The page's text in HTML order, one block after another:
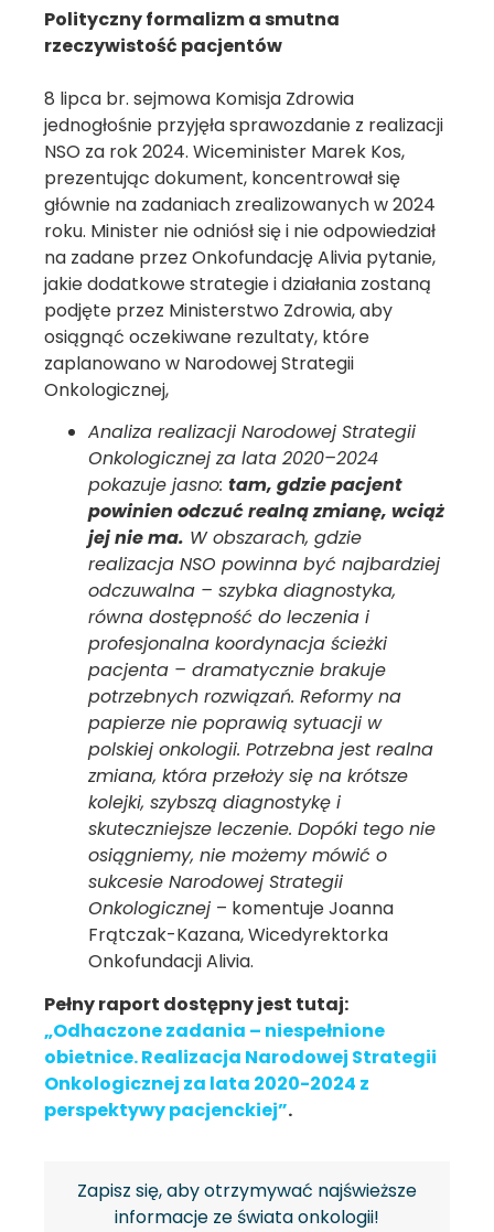
Polityczny formalizm a smutna
rzeczywistość pacjentów
8 lipca br. sejmowa Komisja Zdrowia
jednogłośnie przyjęła sprawozdanie z realizacji
NSO za rok 2024. Wiceminister Marek Kos,
prezentując dokument, koncentrował się
głównie na zadaniach zrealizowanych w 2024
roku. Minister nie odniósł się i nie odpowiedział
na zadane przez Onkofundację Alivia pytanie,
jakie dodatkowe strategie i działania zostaną
podjęte przez Ministerstwo Zdrowia, aby
osiągnąć oczekiwane rezultaty, które
zaplanowano w Narodowej Strategii
Onkologicznej,
Analiza realizacji Narodowej Strategii
Onkologicznej za lata 2020–2024
pokazuje jasno: tam, gdzie pacjent
powinien odczuć realną zmianę, wciąż
jej nie ma. W obszarach, gdzie
realizacja NSO powinna być najbardziej
odczuwalna – szybka diagnostyka,
równa dostępność do leczenia i
profesjonalna koordynacja ścieżki
pacjenta – dramatycznie brakuje
potrzebnych rozwiązań. Reformy na
papierze nie poprawią sytuacji w
polskiej onkologii. Potrzebna jest realna
zmiana, która przełoży się na krótsze
kolejki, szybszą diagnostykę i
skuteczniejsze leczenie. Dopóki tego nie
osiągniemy, nie możemy mówić o
sukcesie Narodowej Strategii
Onkologicznej – komentuje Joanna
Frątczak-Kazana, Wicedyrektorka
Onkofundacji Alivia.
Pełny raport dostępny jest tutaj:
„Odhaczone zadania – niespełnione
obietnice. Realizacja Narodowej Strategii
Onkologicznej za lata 2020-2024 z
perspektywy pacjenckiej”.
Zapisz się, aby otrzymywać najświeższe
informacje ze świata onkologii!